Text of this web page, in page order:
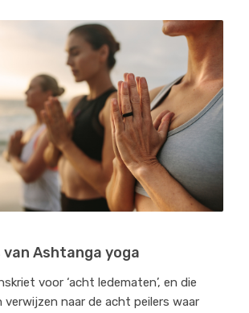
Ashtanga yoga
voor ‘acht ledematen’, en die
naar de acht peilers waar